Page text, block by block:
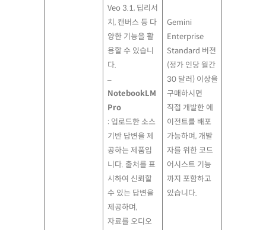
Veo 3.1, 딥리서
치, 캔버스 등 다
양한 기능을 활
용할 수 있습니
다.
–
NotebookLM
Pro
: 업로드한 소스
기반 답변을 제
공하는 제품입
니다. 출처를 표
시하여 신뢰할
수 있는 답변을
제공하며,
자료를 오디오
Gemini
Enterprise
Standard 버전
(정가 인당 월간
30 달러) 이상을
구매하시면
직접 개발한 에
이전트를 배포
가능하며, 개발
자를 위한 코드
어시스트 기능
까지 포함하고
있습니다.